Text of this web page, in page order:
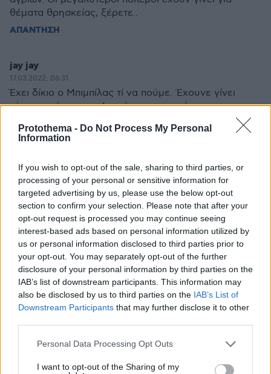
Protothema - Do Not Process My Personal
Information
If you wish to opt-out of the sale, sharing to third parties, or
processing of your personal or sensitive information for
targeted advertising by us, please use the below opt-out
section to confirm your selection. Please note that after your
opt-out request is processed you may continue seeing
interest-based ads based on personal information utilized by
us or personal information disclosed to third parties prior to
your opt-out. You may separately opt-out of the further
disclosure of your personal information by third parties on the
IAB’s list of downstream participants. This information may
also be disclosed by us to third parties on the IAB’s List of
Downstream Participants that may further disclose it to other
Please note that this website/app uses one or more Google
not limited to your visit or usage behaviour. You may click to
Personal Data Processing Opt Outs
I want to opt-out of the Sharing of my
θέματα θρησκείας, ξέρετε..
ΑΠΑΝΤΗΣΗ
jay jay
17.03.2022, 06:31
Έχει δίκιο ο Μπιμπίλας τί να πούμε. Έχουνε γίνει
τόσες μιμήσεις του Ιησού εις τους αιώνες και ας μη
γελιόμαστε ο Μωάμεθ δεν έχει καμία σχέση με την
ελληνική κουλτούρα που όλοι απαιτείτε σαν χάνοι να
επικροτείτε τις υπέρμετρες αντιδράσεις κάποιων
μουσουλμάνων σε μία σάτυρα ή μίμηση του εν λόγω
προφήτη. Αν είναι δυνατόν δηλαδή.... Πρώτα
οTchaikovski και τώρα μία μίμηση των Παθών του
Ιησού σε φωτογράφιση. Γυρνάμε σε σκοτεινές
εποχές!!!
ΑΠΑΝΤΗΣΗ
παραποιείς την πραγματικότητα
17.03.2022, 14:51
Να πούμε την αλήθεια, έτσι για αλλαγή. Δεν έχει
καθόλου δίκιο. Άλλο μίμηση κι άλλο εμπαιγμός,
απαθείς στον εμπαιγμό των θρησκευτικών
πεποιθήσεων όποιες κι αν είναι αυτές, γιατί αυτό